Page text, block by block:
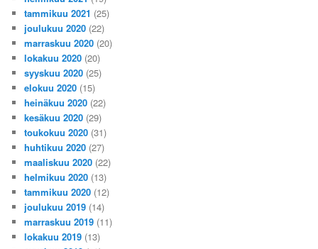
tammikuu 2021 (25)
joulukuu 2020 (22)
marraskuu 2020 (20)
lokakuu 2020 (20)
syyskuu 2020 (25)
elokuu 2020 (15)
heinäkuu 2020 (22)
kesäkuu 2020 (29)
toukokuu 2020 (31)
huhtikuu 2020 (27)
maaliskuu 2020 (22)
helmikuu 2020 (13)
tammikuu 2020 (12)
joulukuu 2019 (14)
marraskuu 2019 (11)
lokakuu 2019 (13)